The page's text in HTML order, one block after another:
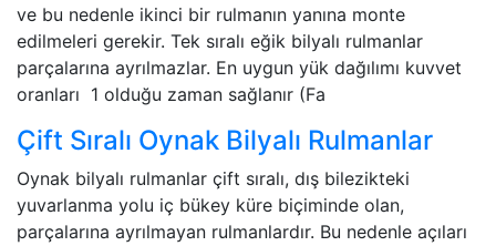
ve bu nedenle ikinci bir rulmanın yanına monte
edilmeleri gerekir. Tek sıralı eğik bilyalı rulmanlar
parçalarına ayrılmazlar. En uygun yük dağılımı kuvvet
oranları 1 olduğu zaman sağlanır (Fa
Çift Sıralı Oynak Bilyalı Rulmanlar
Oynak bilyalı rulmanlar çift sıralı, dış bilezikteki
yuvarlanma yolu iç bükey küre biçiminde olan,
parçalarına ayrılmayan rulmanlardır. Bu nedenle açıları